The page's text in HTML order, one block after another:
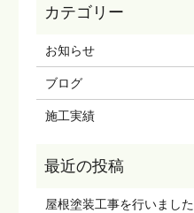
お知らせ
ブログ
施工実績
屋根塗装工事を行いました